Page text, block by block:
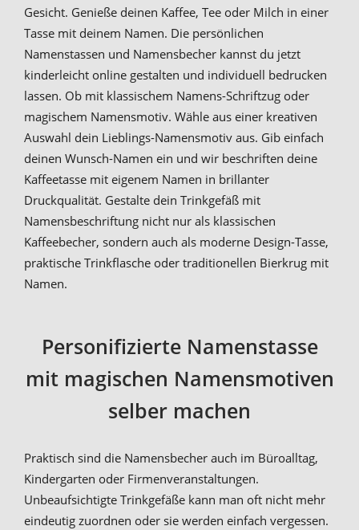
Gesicht. Genieße deinen Kaffee, Tee oder Milch in einer
Tasse mit deinem Namen. Die persönlichen
Namenstassen und Namensbecher kannst du jetzt
kinderleicht online gestalten und individuell bedrucken
lassen. Ob mit klassischem Namens-Schriftzug oder
magischem Namensmotiv. Wähle aus einer kreativen
Auswahl dein Lieblings-Namensmotiv aus. Gib einfach
deinen Wunsch-Namen ein und wir beschriften deine
Kaffeetasse mit eigenem Namen in brillanter
Druckqualität. Gestalte dein Trinkgefäß mit
Namensbeschriftung nicht nur als klassischen
Kaffeebecher, sondern auch als moderne Design-Tasse,
praktische Trinkflasche oder traditionellen Bierkrug mit
Namen.
Personifizierte Namenstasse
mit magischen Namensmotiven
selber machen
Praktisch sind die Namensbecher auch im Büroalltag,
Kindergarten oder Firmenveranstaltungen.
Unbeaufsichtigte Trinkgefäße kann man oft nicht mehr
eindeutig zuordnen oder sie werden einfach vergessen.